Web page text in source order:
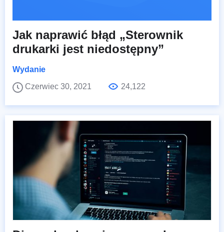
Jak naprawić błąd „Sterownik
drukarki jest niedostępny”
Wydanie
Czerwiec 30, 2021
24,122